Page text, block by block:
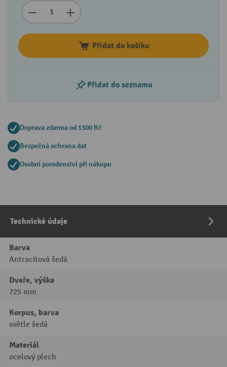
Přidat do košíku
Přidat do seznamu
Doprava zdarma od 1300 Kč
Bezpečná ochrana dat
Osobní poradenství při nákupu
Technické údaje
Barva
Antracitová šedá
Dveře, výška
725 mm
Korpus, barva
světle šedá
Materiál
ocelový plech